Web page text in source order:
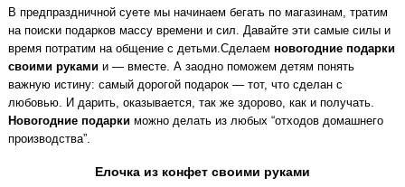
В предпраздничной суете мы начинаем бегать по магазинам, тратим
на поиски подарков массу времени и сил. Давайте эти самые силы и
время потратим на общение с детьми.Сделаем новогодние подарки
своими рукамии — вместе. А заодно поможем детям понять
важную истину: самый дорогой подарок — тот, что сделан с
любовью. И дарить, оказывается, так же здорово, как и получать.
Новогодние подаркиможно делать из любых “отходов домашнего
производства”.
Елочка из конфет своими руками